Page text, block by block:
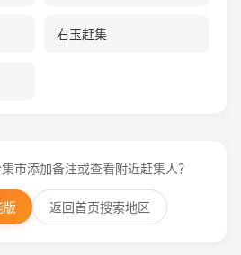
右玉赶集
市添加备注或查看附近赶集人？
版 返回首页搜索地区